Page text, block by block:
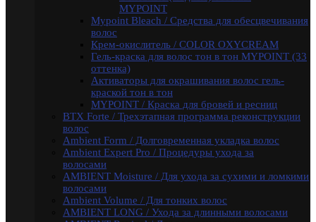
поврежденных волос
AMBIENT Anti Yellow / Для нейтрализации желтых
оттенков на светлых волосах
AMBIENT Express / Для экспресс-ухода и
восстановления волос
AMBIENT Colorfix / Для окрашенных волос
AMBIENT SERVICE / Технический ассортимент для
работы в салоне
MYBLOND / Средства ухода для светлых волос
MYCARE REPAIR / Для поврежденных волос
MYCARE MOISTURE / Для сухих и вьющихся волос
MYCARE VOLUME / Для тонких волос
MYPOINT COLOR CARE / Для светлых волос
Mycare COLOR / Для окрашенных волос
MYWAVES / Перманентная завивка для волос
MYPOINT SERVICE / Технический ассортимент для
работы в салоне
MYTREAT / Трихологическая серия
MAN.CODE / Мужская серия
MYPOINT
Mypoint Bleach / Средства для обесцвечивания
волос
Крем-окислитель / COLOR OXYCREAM
Гель-краска для волос тон в тон MYPOINT (33
оттенка)
Активаторы для окрашивания волос гель-
краской тон в тон
MYPOINT / Краска для бровей и ресниц
BTX Forte / Трехэтапная программа реконструкции
волос
Ambient Form / Долговременная укладка волос
Ambient Expert Pro / Процедуры ухода за
волосами
AMBIENT Moisture / Для ухода за сухими и ломкими
волосами
Ambient Volume / Для тонких волос
AMBIENT LONG / Ухода за длинными волосами